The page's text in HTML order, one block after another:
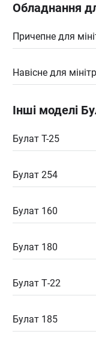
Обладнання
Причепне для
Навісне для
Інші моделі
Булат T-25
Булат 254
Булат 160
Булат 180
Булат Т-22
Булат 185